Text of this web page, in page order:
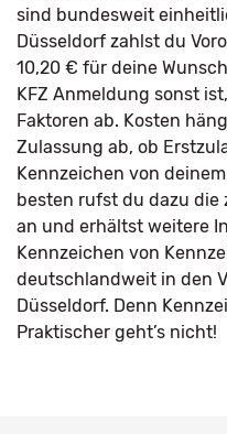
sind bundesweit
Düsseldorf zahlst du
10,20 € für deine
KFZ Anmeldung sonst
Faktoren ab. Kosten
Zulassung ab, ob
Kennzeichen von
besten rufst du dazu die
an und erhältst weitere
Kennzeichen von
deutschlandweit in den
Düsseldorf. Denn
Praktischer geht’s nicht!